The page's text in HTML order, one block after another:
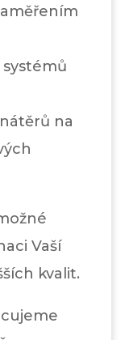
na
Vaší
kvalit.